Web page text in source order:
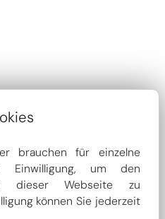
brauchen für einzelne
Einwilligung, um den
dieser Webseite zu
können Sie jederzeit